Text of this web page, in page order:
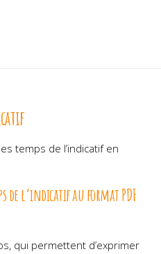
temps de l’indicatif en
de l’indicatif au format PDF
qui permettent d’exprimer